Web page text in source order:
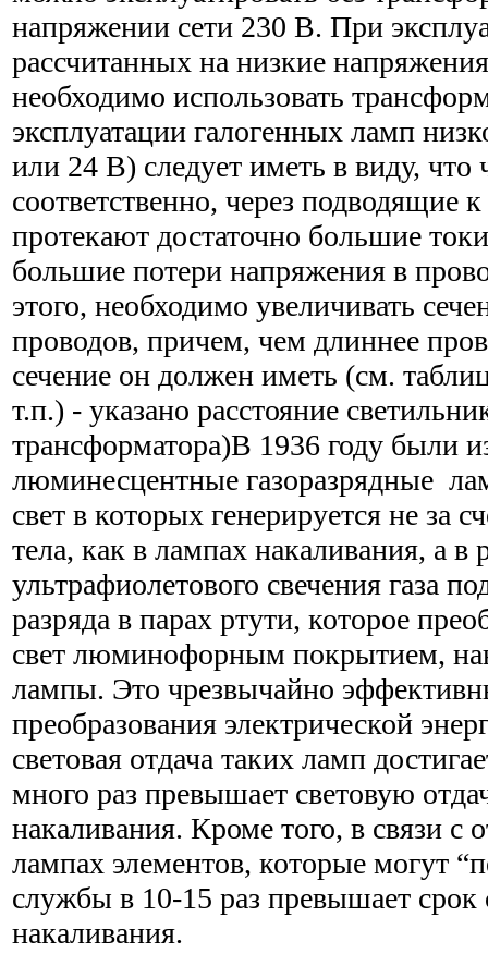
напряжении сети 230 В. При
рассчитанных на низкие
необходимо использовать
эксплуатации галогенных ламп
или 24 В) следует иметь в виду, что
соответственно, через подводящие
протекают достаточно большие
большие потери напряжения в
этого, необходимо увеличивать
проводов, причем, чем длиннее
сечение он должен иметь (см.
т.п.) - указано расстояние
трансформатора)В 1936 году были
люминесцентные газоразрядные
свет в которых генерируется не за
тела, как в лампах накаливания, а в
ультрафиолетового свечения газа
разряда в парах ртути, которое
свет люминофорным покрытием,
лампы. Это чрезвычайно
преобразования электрической
световая отдача таких ламп
много раз превышает световую
накаливания. Кроме того, в связи с
лампах элементов, которые могут
службы в 10-15 раз превышает
накаливания.